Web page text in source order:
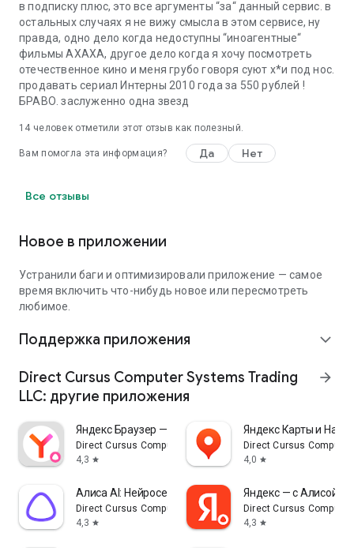
в подписку плюс, это все аргументы “за“ данный сервис. в
остальных случаях я не вижу смысла в этом сервисе, ну
правда, одно дело когда недоступны “иноагентные“
фильмы АХАХА, другое дело когда я хочу посмотреть
отечественное кино и меня грубо говоря суют х*и под нос.
продавать сериал Интерны 2010 года за 550 рублей !
БРАВО. заслуженно одна звезд
14 человек отметили этот отзыв как полезный.
Вам помогла эта информация? Да Нет
Все отзывы
Новое в приложении
Устранили баги и оптимизировали приложение — самое
время включить что-нибудь новое или пересмотреть
любимое.
Поддержка приложения expand_more
Direct Cursus Computer Systems Trading
LLC: другие приложения
arrow_forward
Яндекс Браузер — с Алисой AI
Direct Cursus Computer Systems Trading LLC
4,3 star
Яндекс Карты и
Direct Cursus
4,0 star
Алиса AI: Нейросеть Яндекса
Direct Cursus Computer Systems Trading LLC
4,3 star
Яндекс — с Алисой AI
Direct Cursus
4,3 star